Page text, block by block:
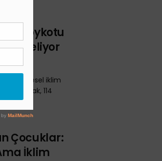
Boykotu
Geliyor
kez küresel iklim
kıracak, 114
...
Çocuklar:
İklim